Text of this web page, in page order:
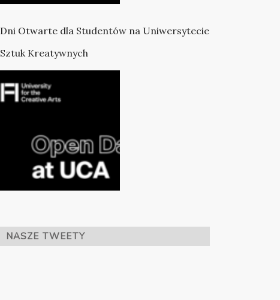
Dni Otwarte dla Studentów na Uniwersytecie
Sztuk Kreatywnych
NASZE TWEETY